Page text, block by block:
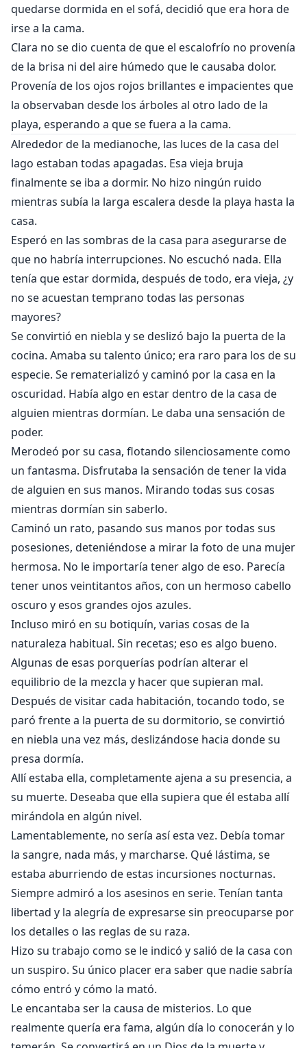
quedarse dormida en el sofá, decidió que era hora de
irse a la cama.
Clara no se dio cuenta de que el escalofrío no provenía
de la brisa ni del aire húmedo que le causaba dolor.
Provenía de los ojos rojos brillantes e impacientes que
la observaban desde los árboles al otro lado de la
playa, esperando a que se fuera a la cama.
Alrededor de la medianoche, las luces de la casa del
lago estaban todas apagadas. Esa vieja bruja
finalmente se iba a dormir. No hizo ningún ruido
mientras subía la larga escalera desde la playa hasta la
casa.
Esperó en las sombras de la casa para asegurarse de
que no habría interrupciones. No escuchó nada. Ella
tenía que estar dormida, después de todo, era vieja, ¿y
no se acuestan temprano todas las personas
mayores?
Se convirtió en niebla y se deslizó bajo la puerta de la
cocina. Amaba su talento único; era raro para los de su
especie. Se rematerializó y caminó por la casa en la
oscuridad. Había algo en estar dentro de la casa de
alguien mientras dormían. Le daba una sensación de
poder.
Merodeó por su casa, flotando silenciosamente como
un fantasma. Disfrutaba la sensación de tener la vida
de alguien en sus manos. Mirando todas sus cosas
mientras dormían sin saberlo.
Caminó un rato, pasando sus manos por todas sus
posesiones, deteniéndose a mirar la foto de una mujer
hermosa. No le importaría tener algo de eso. Parecía
tener unos veintitantos años, con un hermoso cabello
oscuro y esos grandes ojos azules.
Incluso miró en su botiquín, varias cosas de la
naturaleza habitual. Sin recetas; eso es algo bueno.
Algunas de esas porquerías podrían alterar el
equilibrio de la mezcla y hacer que supieran mal.
Después de visitar cada habitación, tocando todo, se
paró frente a la puerta de su dormitorio, se convirtió
en niebla una vez más, deslizándose hacia donde su
presa dormía.
Allí estaba ella, completamente ajena a su presencia, a
su muerte. Deseaba que ella supiera que él estaba allí
mirándola en algún nivel.
Lamentablemente, no sería así esta vez. Debía tomar
la sangre, nada más, y marcharse. Qué lástima, se
estaba aburriendo de estas incursiones nocturnas.
Siempre admiró a los asesinos en serie. Tenían tanta
libertad y la alegría de expresarse sin preocuparse por
los detalles o las reglas de su raza.
Hizo su trabajo como se le indicó y salió de la casa con
un suspiro. Su único placer era saber que nadie sabría
cómo entró y cómo la mató.
Le encantaba ser la causa de misterios. Lo que
realmente quería era fama, algún día lo conocerán y lo